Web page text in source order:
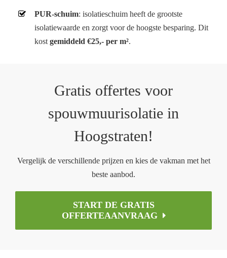
PUR-schuim: isolatieschuim heeft de grootste
isolatiewaarde en zorgt voor de hoogste besparing. Dit
kostgemiddeld €25,- per m².
Gratis offertes voor
spouwmuurisolatie in
Hoogstraten!
Vergelijk de verschillende prijzen en kies de vakman met het
beste aanbod.
START DE GRATIS
OFFERTEAANVRAAG